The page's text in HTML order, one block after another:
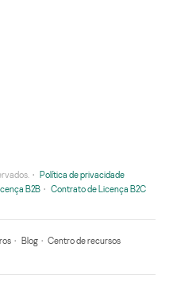
Política de privacidade
B2B
Contrato de Licença B2C
Blog
Centro de recursos